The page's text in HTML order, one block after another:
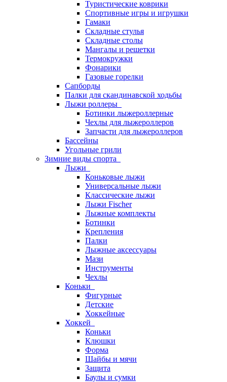
Туристические коврики
Спортивные игры и игрушки
Гамаки
Складные стулья
Складные столы
Мангалы и решетки
Термокружки
Фонарики
Газовые горелки
Сапборды
Палки для скандинавской ходьбы
Лыжи роллеры
Ботинки лыжероллерные
Чехлы для лыжероллеров
Запчасти для лыжероллеров
Бассейны
Угольные грили
Зимние виды спорта
Лыжи
Коньковые лыжи
Универсальные лыжи
Классические лыжи
Лыжи Fischer
Лыжные комплекты
Ботинки
Крепления
Палки
Лыжные аксессуары
Мази
Инструменты
Чехлы
Коньки
Фигурные
Детские
Хоккейные
Хоккей
Коньки
Клюшки
Форма
Шайбы и мячи
Защита
Баулы и сумки